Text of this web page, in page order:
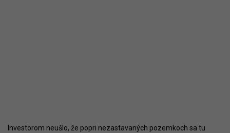
Investorom neušlo, že popri nezastavaných pozemkoch sa tu